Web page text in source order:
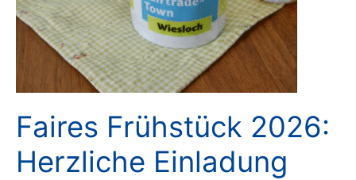
Faires Frühstück 2026:
Herzliche Einladung